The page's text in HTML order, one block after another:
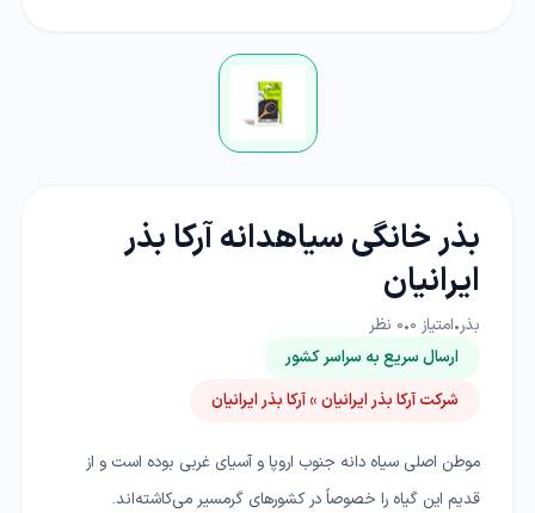
بذر خانگی سیاهدانه آرکا بذر
ایرانیان
بذر•امتیاز 0
•
0 نظر
ارسال سریع به سراسر کشور
شرکت آرکا بذر ایرانیان » آرکا بذر ایرانیان
موطن اصلي سیاه دانه جنوب اروپا و آسياي غربي بوده است و از
قديم اين گياه را خصوصاً در كشورهاي گرمسير می‌کاشته‌اند.